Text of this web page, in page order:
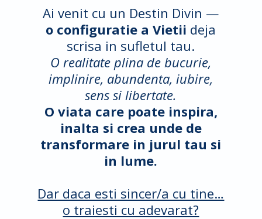
Ai venit cu un Destin Divin —
o configuratie a Vietii deja
scrisa in sufletul tau.
O realitate plina de bucurie,
implinire, abundenta, iubire,
sens si libertate.
O viata care poate inspira,
inalta si crea unde de
transformare in jurul tau si
in lume.
Dar daca esti sincer/a cu tine…
o traiesti cu adevarat?